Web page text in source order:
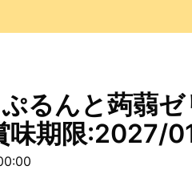
ぷるんと蒟蒻
味期限:2027/